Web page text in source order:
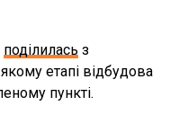
поділилась з
етапі відбудова
пункті.